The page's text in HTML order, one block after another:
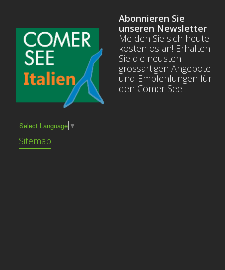
Select Language ▼
Sitemap
Abonnieren Sie
unseren Newsletter
Melden Sie sich heute
kostenlos an! Erhalten
Sie die neusten
grossartigen Angebote
und Empfehlungen für
den Comer See.